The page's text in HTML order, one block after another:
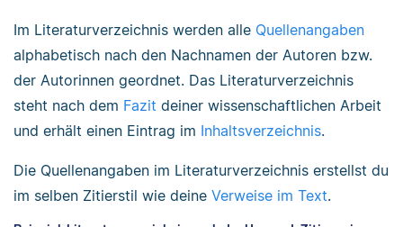
Im Literaturverzeichnis werden alle Quellenangaben
alphabetisch nach den Nachnamen der Autoren bzw.
der Autorinnen geordnet. Das Literaturverzeichnis
steht nach dem Fazit deiner wissenschaftlichen Arbeit
und erhält einen Eintrag im Inhaltsverzeichnis.
Die Quellenangaben im Literaturverzeichnis erstellst du
im selben Zitierstil wie deine Verweise im Text.